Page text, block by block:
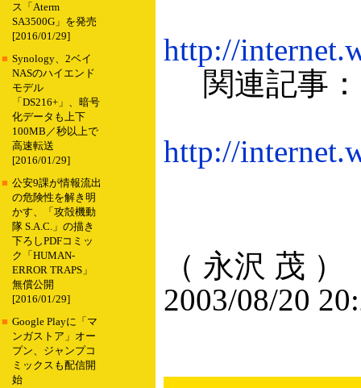
ス「Aterm
SA3500G」を発売
[2016/01/29]
■ Synology、2ベイ
NASのハイエンド
モデル
「DS216+」、暗号
化データも上下
100MB／秒以上で
高速転送
[2016/01/29]
■ 公安9課が情報流出
の危険性を解き明
かす、「攻殻機動
隊 S.A.C.」の描き
下ろしPDFコミッ
ク「HUMAN-
ERROR TRAPS」
無償公開
[2016/01/29]
■ Google Playに「マ
ンガストア」オー
プン、ジャンプコ
ミックスも配信開
始
http://
関連記事：
http://
（ 永沢 茂 ）
2003/08/20